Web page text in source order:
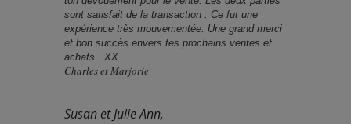
sont satisfait de la transaction . Ce fut une
expérience très mouvementée. Une grand merci
et bon succès envers tes prochains ventes et
achats. XX
Charles et Marjorie
Susan et Julie Ann,